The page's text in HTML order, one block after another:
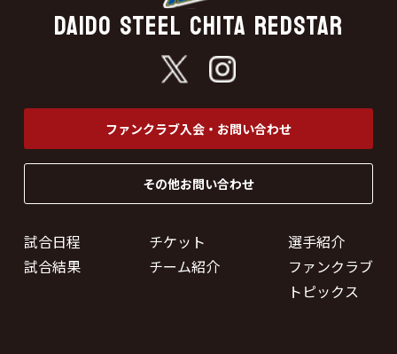
DAIDO STEEL CHITA REDSTAR
ファンクラブ入会・お問い合わせ
その他お問い合わせ
試合日程
試合結果
チケット
チーム紹介
選手紹介
ファンクラブ
トピックス